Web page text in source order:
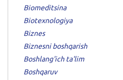
Biomeditsina
Biotexnologiya
Biznes
Biznesni boshqarish
Boshlang'ich ta'lim
Boshqaruv